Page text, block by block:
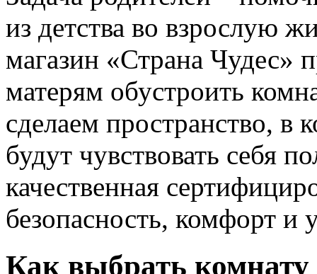
из детства во взрослую
магазин «Страна Чудес»
матерям обустроить
сделаем пространство,
будут чувствовать себя
качественная
безопасность, комфорт и
Как выбрать комнату